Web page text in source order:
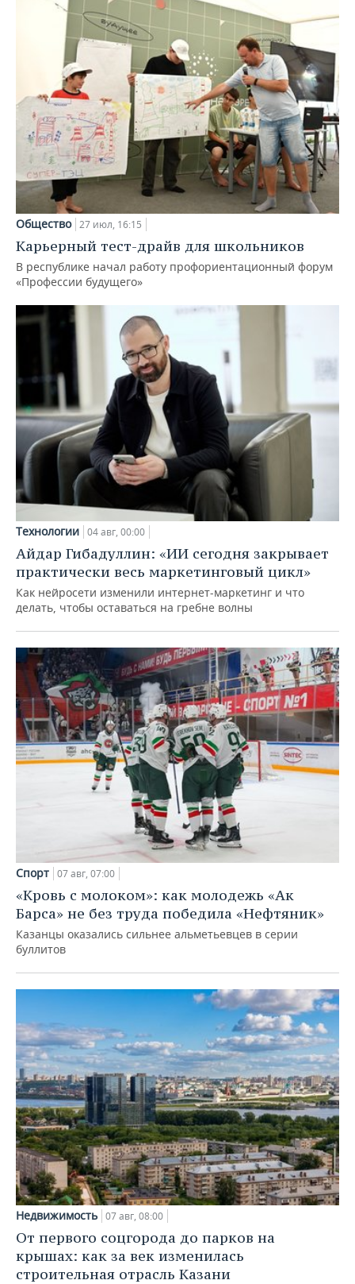
Общество 27 июл, 16:15
Карьерный тест-драйв для школьников
В республике начал работу профориентационный форум
«Профессии будущего»
Технологии 04 авг, 00:00
Айдар Гибадуллин: «ИИ сегодня закрывает
практически весь маркетинговый цикл»
Как нейросети изменили интернет-маркетинг и что
делать, чтобы оставаться на гребне волны
Спорт 07 авг, 07:00
«Кровь с молоком»: как молодежь «Ак
Барса» не без труда победила «Нефтяник»
Казанцы оказались сильнее альметьевцев в серии
буллитов
Недвижимость 07 авг, 08:00
От первого соцгорода до парков на
крышах: как за век изменилась
строительная отрасль Казани